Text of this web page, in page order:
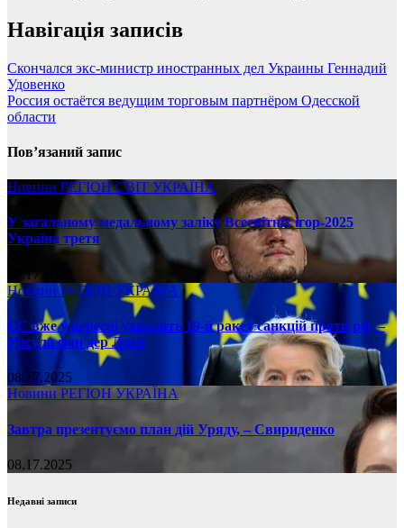
Навігація записів
Скончался экс-министр иностранных дел Украины Геннадий
Удовенко
Россия остаётся ведущим торговым партнёром Одесской
области
Пов’язаний запис
Новини РЕГІОНСВІТ УКРАЇНА
У загальному медальному заліку Всесвітніх ігор-2025
Україна третя
08.17.2025
НовиниРЕГІОН УКРАЇНА
ЄС вже у вересні ухвалить 19-й ракет санкцій проти рф, –
Урсула фон дер Ляєн
08.17.2025
Новини РЕГІОН УКРАЇНА
Завтра презентуємо план дій Уряду, – Свириденко
08.17.2025
Недавні записи